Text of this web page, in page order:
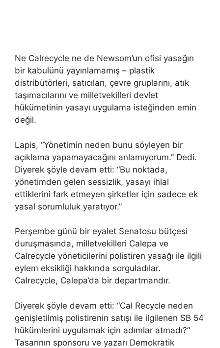
Ne Calrecycle ne de Newsom’un ofisi yasağın
bir kabulünü yayınlamamış – plastik
distribütörleri, satıcıları, çevre gruplarını, atık
taşımacılarını ve milletvekilleri devlet
hükümetinin yasayı uygulama isteğinden emin
değil.
Lapis, “Yönetimin neden bunu söyleyen bir
açıklama yapamayacağını anlamıyorum.” Dedi.
Diyerek şöyle devam etti: “Bu noktada,
yönetimden gelen sessizlik, yasayı ihlal
ettiklerini fark etmeyen şirketler için sadece ek
yasal sorumluluk yaratıyor.”
Perşembe günü bir eyalet Senatosu bütçesi
duruşmasında, milletvekilleri Calepa ve
Calrecycle yöneticilerini polistiren yasağı ile ilgili
eylem eksikliği hakkında sorguladılar.
Calrecycle, Calepa’da bir departmandır.
Diyerek şöyle devam etti: “Cal Recycle neden
genişletilmiş polistirenin satışı ile ilgilenen SB 54
hükümlerini uygulamak için adımlar atmadı?”
Tasarının sponsoru ve yazarı Demokratik